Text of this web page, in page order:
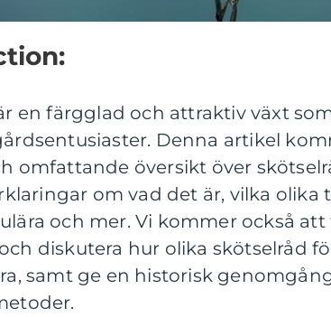
en färgglad och attraktiv växt
Denna artikel
omfattande översikt över
om vad det är, vilka olika
och mer. Vi kommer också
diskutera hur olika skötselråd
samt ge en historisk